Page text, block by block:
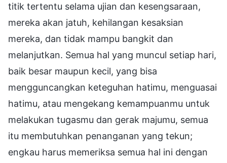
titik tertentu selama ujian dan kesengsaraan,
mereka akan jatuh, kehilangan kesaksian
mereka, dan tidak mampu bangkit dan
melanjutkan. Semua hal yang muncul setiap hari,
baik besar maupun kecil, yang bisa
mengguncangkan keteguhan hatimu, menguasai
hatimu, atau mengekang kemampuanmu untuk
melakukan tugasmu dan gerak majumu, semua
itu membutuhkan penanganan yang tekun;
engkau harus memeriksa semua hal ini dengan